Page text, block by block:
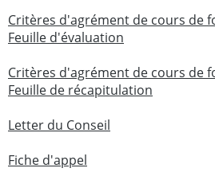
Critères d'agrément de cours de
Feuille d'évaluation
Critères d'agrément de cours de
Feuille de récapitulation
Letter du Conseil
Fiche d'appel